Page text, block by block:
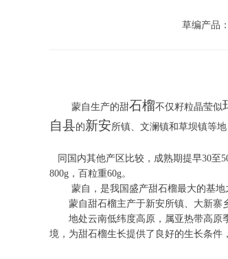
草编产品
蒙自生产的甜石榴不仅籽粒晶莹似
自县的新安所镇、文澜镇和草坝镇等
同国内其他产区比较，成熟期提早30至
800g，百粒重60g。
蒙自，是我国盛产甜石榴最大的基地之
蒙自甜石榴主产于新安所镇、大新寨乡
地处云南低纬度高原，属亚热带高原季
境，为甜石榴生长提供了良好的生长条件